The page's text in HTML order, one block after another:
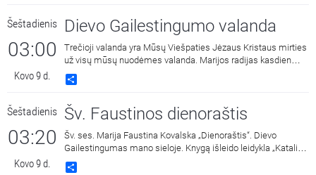
Šeštadienis
03:00
Kovo 9 d.
Dievo Gailestingumo valanda
Trečioji valanda yra Mūsų Viešpaties Jėzaus Kristaus mirties
už visų mūsų nuodėmes valanda. Marijos radijas kasdien
15:00 ir 3:00 kviečia melstis drauge kalbant Dievo
Gailestingumo vainikėlį ir litaniją bei pasiklausyti ištraukų iš
Dievo Gailestingumo šventovės Vilniuje, kur saugomas ir
šv. Faustinos regėjimus.
Šeštadienis
03:20
Kovo 9 d.
Šv. Faustinos dienoraštis
Šv. ses. Marija Faustina Kovalska „Dienoraštis“. Dievo
Gailestingumas mano sieloje. Knygą išleido leidykla „Katalikų
pasaulio leidiniai“, 2014 m.